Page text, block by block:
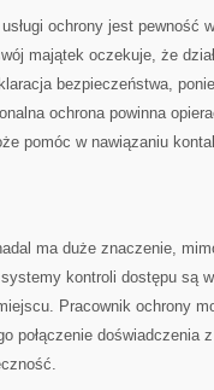
ochrony jest pewność
majątek oczekuje, że
bezpieczeństwa,
ochrona powinna
pomóc w nawiązaniu
ma duże znaczenie,
kontroli dostępu są
Pracownik ochrony
połączenie doświadczenia